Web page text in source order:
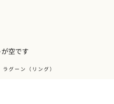
空です
ラグーン（リング）